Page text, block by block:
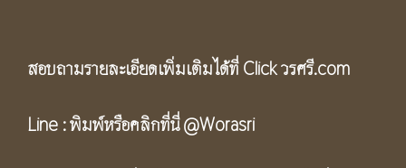
สอบถามรายละเอียดเพิ่มเติมได้ที่ Clickวรศรี.com
Line :พิมพ์หรือคลิกที่นี่@Worasri